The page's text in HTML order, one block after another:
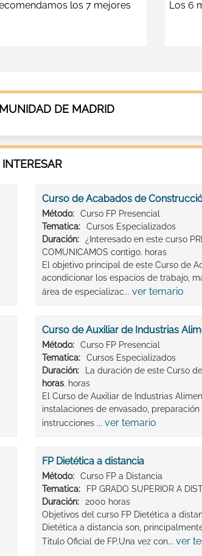
los 7 mejores
Los 6
DE MADRID
Curso de Acabados de
Método:
Curso FP Presencial
Tematica:
Cursos Especializados
Duración:
¿Interesado en este curso
COMUNICAMOS contigo. horas
El objetivo principal de este Curso de
acondicionar los espacios de trabajo,
área de especializac... ver temario
Curso de Auxiliar de Industrias
Método:
Curso FP Presencial
Tematica:
Cursos Especializados
Duración:
La duración de este Curso
horas. horas
El Curso de Auxiliar de Industrias
instalaciones de envasado,
instrucciones ... ver temario
FP Dietética a distancia
Método:
Curso FP a Distancia
Tematica:
FP GRADO SUPERIOR A
Duración:
2000 horas
Objetivos del curso FP Dietética a
Dietética a distancia son,
Titulo Oficial de FP.Una vez con... ver